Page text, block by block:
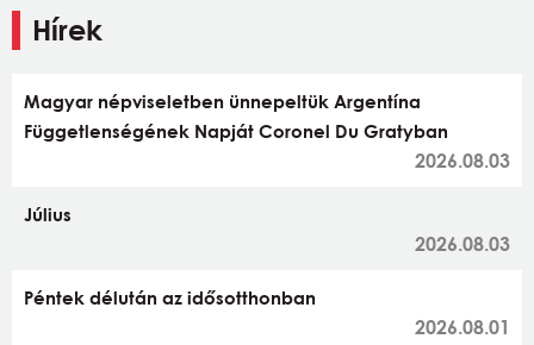
Hírek
Magyar népviseletben ünnepeltük Argentína
Függetlenségének Napját Coronel Du Gratyban
2026.08.03
Július
2026.08.03
Péntek délután az idősotthonban
2026.08.01